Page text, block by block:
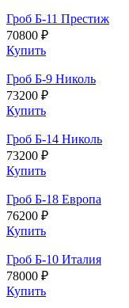
Гроб Б-11 Престиж
70800 ₽
Купить
Гроб Б-9 Николь
73200 ₽
Купить
Гроб Б-14 Николь
73200 ₽
Купить
Гроб Б-18 Европа
76200 ₽
Купить
Гроб Б-10 Италия
78000 ₽
Купить